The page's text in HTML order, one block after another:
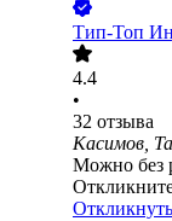
Тип-Топ
4.4
•
32 отзыва
Касимов,
Можно без